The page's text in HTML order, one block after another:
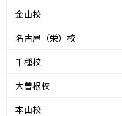
金山校
名古屋（栄）校
千種校
大曽根校
本山校